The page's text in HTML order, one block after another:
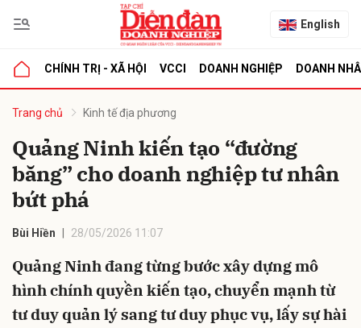
English
CHÍNH TRỊ - XÃ HỘI VCCI DOANH NGHIỆP DOANH
Trang chủ Kinh tế địa phương
Quảng Ninh kiến tạo “đường
băng” cho doanh nghiệp tư nhân
bứt phá
Bùi Hiền 28/05/2026 11:07
Quảng Ninh đang từng bước xây dựng mô
hình chính quyền kiến tạo, chuyển mạnh từ
tư duy quản lý sang tư duy phục vụ, lấy sự hài
luận
Hủy